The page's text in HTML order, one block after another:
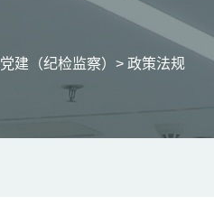
党建（纪检监察） > 政策法规